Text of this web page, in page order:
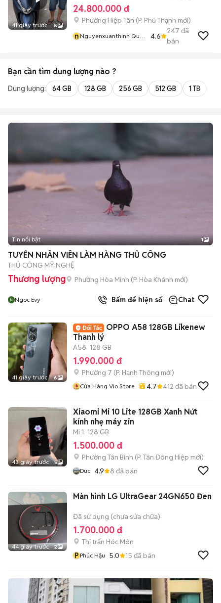
41 giây trước 8
24.800.000 đ
Phường Hiệp Tân (P. Phú Thạnh mới)
nNguyenxuanthinh Quận
4.6
247 đã
bán
Bạn cần tìm dung lượng nào ?
Dung lượng: 64 GB 128 GB 256 GB 512 GB 1 TB
Tin nổi bật 1
TUYỂN NHÂN VIÊN LÀM HÀNG THỦ CÔNG
THỦ CÔNG MỸ NGHỆ
Thương lượng Phường Hòa Minh (P. Hòa Khánh mới)
Ngoc Evy Bấm để hiện số Chat
41 giây trước 6
OPPO A58 128GB Likenew
Thanh lý
A58 128 GB
1.990.000 đ
Phường 7 (P. Hạnh Thông mới)
Cửa Hàng Vio Store 4.7 412 đã bán
43 giây trước 5
Xiaomi Mi 10 Lite 128GB Xanh Nứt
kính nhẹ máy zin
Mi 1 128 GB
1.500.000 đ
Phường Tân Bình (P. Tân Đông Hiệp mới)
Duc 4.9 8 đã bán
44 giây trước 2
Màn hình LG UltraGear 24GN650 Đen
Đã sử dụng (chưa sửa chữa)
1.700.000 đ
Thị trấn Hóc Môn
P Phúc Hậu 5.0 15 đã bán